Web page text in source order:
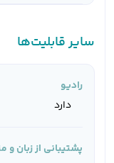
سایر قابلیت‌ها
رادیو
دارد
پشتیبانی از زبان